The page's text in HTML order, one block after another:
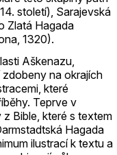
století), Sarajevská
Zlatá Hagada
1320).
Aškenazu,
na okrajích
které
Teprve v
Bible, které s textem
Hagada
ilustrací k textu a